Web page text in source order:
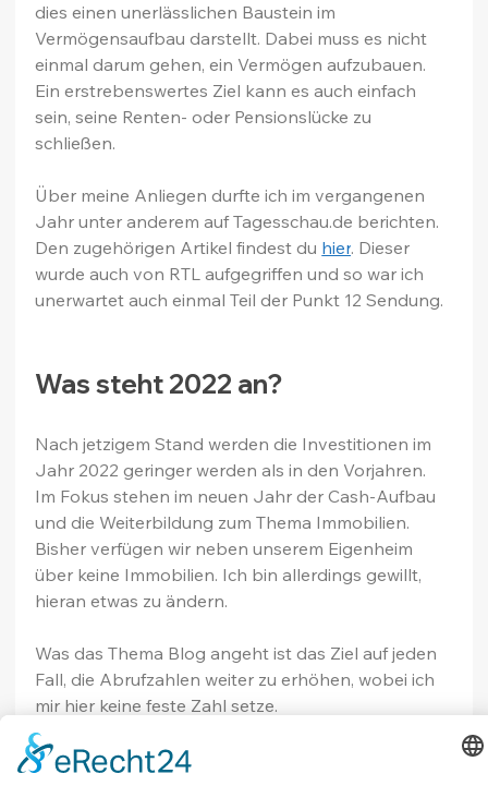
dies einen unerlässlichen Baustein im
Vermögensaufbau darstellt. Dabei muss es nicht
einmal darum gehen, ein Vermögen aufzubauen.
Ein erstrebenswertes Ziel kann es auch einfach
sein, seine Renten- oder Pensionslücke zu
schließen.
Über meine Anliegen durfte ich im vergangenen
Jahr unter anderem auf Tagesschau.de berichten.
Den zugehörigen Artikel findest du hier. Dieser
wurde auch von RTL aufgegriffen und so war ich
unerwartet auch einmal Teil der Punkt 12 Sendung.
Was steht 2022 an?
Nach jetzigem Stand werden die Investitionen im
Jahr 2022 geringer werden als in den Vorjahren.
Im Fokus stehen im neuen Jahr der Cash-Aufbau
und die Weiterbildung zum Thema Immobilien.
Bisher verfügen wir neben unserem Eigenheim
über keine Immobilien. Ich bin allerdings gewillt,
hieran etwas zu ändern.
Was das Thema Blog angeht ist das Ziel auf jeden
Fall, die Abrufzahlen weiter zu erhöhen, wobei ich
mir hier keine feste Zahl setze.
Was die Dividendeneinnahmen angeht möchte ich